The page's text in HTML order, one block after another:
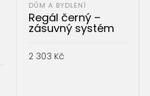
DŮM A BYDLENÍ
Regál černý –
zásuvný systém
2 303 Kč